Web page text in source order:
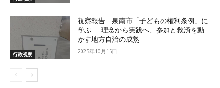
行政視察
視察報告 泉南市「子どもの権利条例」に
学ぶ──理念から実践へ、参加と救済を動
かす地方自治の成熟
2025年10月16日